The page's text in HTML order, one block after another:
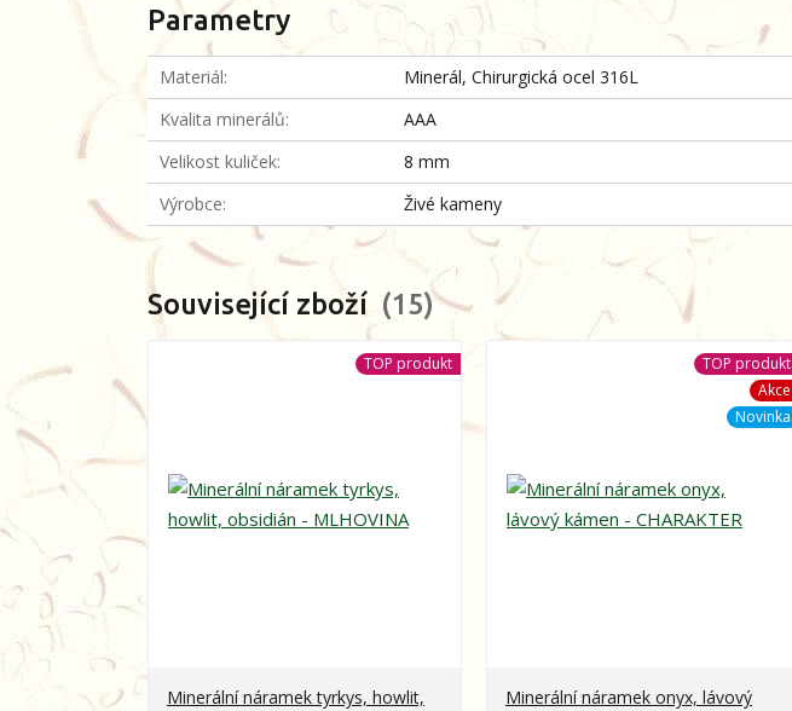
Parametry
Materiál
Minerál, Chirurgická ocel 316L
Kvalita minerálů
AAA
Velikost kuliček
8 mm
Výrobce
Živé kameny
Související zboží 15
TOP produkt
Minerální náramek tyrkys, howlit,
TOP produkt
Akce
Novinka
Minerální náramek onyx, lávový